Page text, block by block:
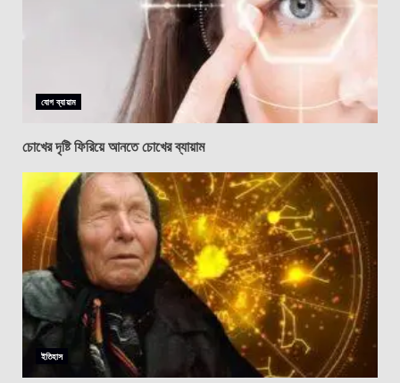
যোগ ব্যায়াম
চোখের দৃষ্টি ফিরিয়ে আনতে চোখের ব্যায়াম
ইতিহাস